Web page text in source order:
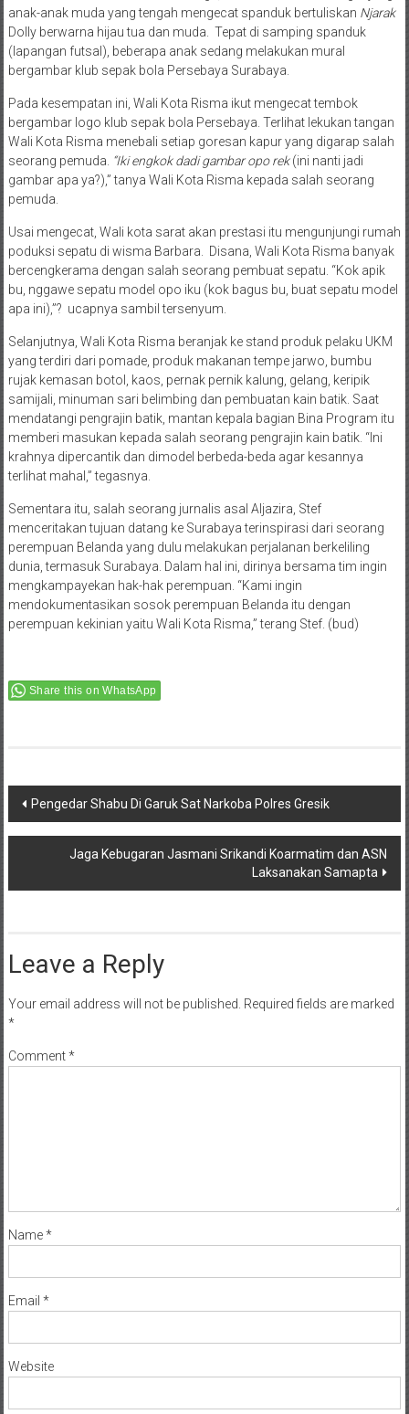
Setelah mendata dan bertemu warga, Wali Kota Risma mengunjungi
anak-anak muda yang tengah mengecat spanduk bertuliskanNjarak
Dolly berwarna hijau tua dan muda. Tepat di samping spanduk
(lapangan futsal), beberapa anak sedang melakukan mural
Pada kesempatan ini, Wali Kota Risma ikut mengecat tembok
bergambar logo klub sepak bola Persebaya. Terlihat lekukan tangan
Wali Kota Risma menebali setiap goresan kapur yang digarap salah
seorang pemuda.“Iki engkok dadi gambar opo rek (ini nanti jadi
gambar apa ya?),” tanya Wali Kota Risma kepada salah seorang
Usai mengecat, Wali kota sarat akan prestasi itu mengunjungi rumah
poduksi sepatu di wisma Barbara. Disana, Wali Kota Risma banyak
bercengkerama dengan salah seorang pembuat sepatu. “Kok apik
bu, nggawe sepatu model opo iku (kok bagus bu, buat sepatu model
Selanjutnya, Wali Kota Risma beranjak ke stand produk pelaku UKM
yang terdiri dari pomade, produk makanan tempe jarwo, bumbu
rujak kemasan botol, kaos, pernak pernik kalung, gelang, keripik
samijali, minuman sari belimbing dan pembuatan kain batik. Saat
mendatangi pengrajin batik, mantan kepala bagian Bina Program itu
memberi masukan kepada salah seorang pengrajin kain batik. “Ini
krahnya dipercantik dan dimodel berbeda-beda agar kesannya
Sementara itu, salah seorang jurnalis asal Aljazira, Stef
menceritakan tujuan datang ke Surabaya terinspirasi dari seorang
perempuan Belanda yang dulu melakukan perjalanan berkeliling
dunia, termasuk Surabaya. Dalam hal ini, dirinya bersama tim ingin
mengkampayekan hak-hak perempuan. “Kami ingin
mendokumentasikan sosok perempuan Belanda itu dengan
Post
navigation
Pengedar Shabu Di Garuk Sat Narkoba Polres Gresik
Jaga Kebugaran Jasmani Srikandi Koarmatim dan ASN
Laksanakan Samapta
Leave a Reply
Your email address will not be published.